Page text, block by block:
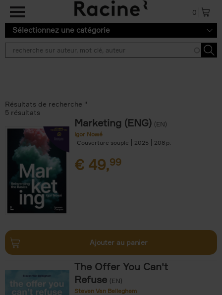
Aller au contenu principal
0
Sélectionnez une catégorie
Résultats de recherche ''
5 résultats
Marketing (ENG) (EN)
Igor Nowé
Couverture souple
2025 208
€ 49,99
Ajouter au panier
The Offer You Can't
Refuse (EN)
Steven Van Belleghem